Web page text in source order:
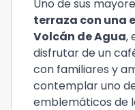
Uno de sus
terraza con una
Volcán de Agua,
disfrutar de un
con familiares y
contemplar uno
emblemáticos de